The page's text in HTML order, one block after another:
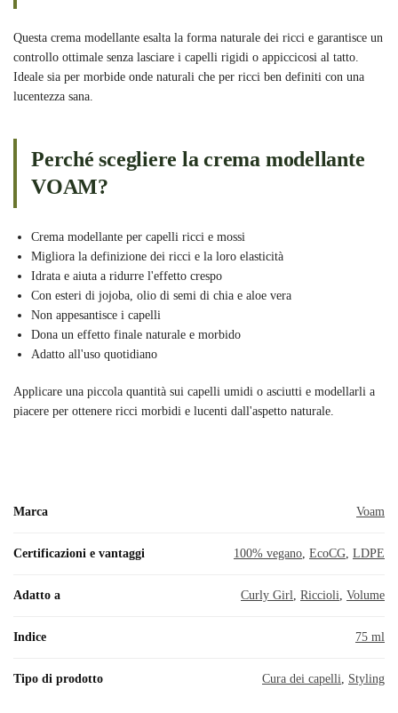
Questa crema modellante esalta la forma naturale dei ricci e garantisce un
controllo ottimale senza lasciare i capelli rigidi o appiccicosi al tatto.
Ideale sia per morbide onde naturali che per ricci ben definiti con una
lucentezza sana.
Perché scegliere la crema modellante
VOAM?
Crema modellante per capelli ricci e mossi
Migliora la definizione dei ricci e la loro elasticità
Idrata e aiuta a ridurre l'effetto crespo
Con esteri di jojoba, olio di semi di chia e aloe vera
Non appesantisce i capelli
Dona un effetto finale naturale e morbido
Adatto all'uso quotidiano
Applicare una piccola quantità sui capelli umidi o asciutti e modellarli a
piacere per ottenere ricci morbidi e lucenti dall'aspetto naturale.
Marca Voam
Certificazioni e vantaggi 100% vegano, EcoCG, LDPE
Adatto a Curly Girl, Riccioli, Volume
Indice 75 ml
Tipo di prodotto Cura dei capelli, Styling